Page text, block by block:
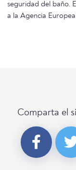
seguridad del baño.
a la Agencia
Comparta el